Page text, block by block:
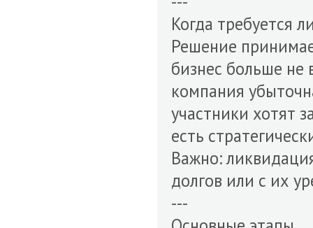
Когда требуется
Решение
бизнес больше не
компания
участники хотят
есть
Важно:
долгов или с их
---